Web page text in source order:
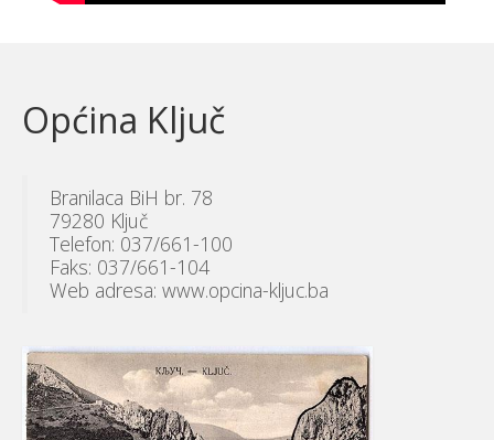
Općina Ključ
Branilaca BiH br. 78
79280 Ključ
Telefon: 037/661-100
Faks: 037/661-104
Web adresa: www.opcina-kljuc.ba